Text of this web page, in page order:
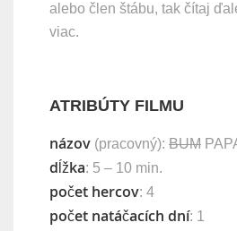
alebo člen štábu, tak čítaj
viac.
ATRIBÚTY FILMU
názov (pracovný): BUM
dĺžka: 5 – 10 min.
počet hercov: 4
počet natáčacích dní: 1